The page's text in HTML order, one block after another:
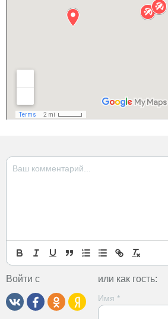
Войти с или как гость:
Имя *